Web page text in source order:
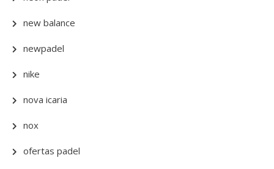
new balance
newpadel
nike
nova icaria
nox
ofertas padel